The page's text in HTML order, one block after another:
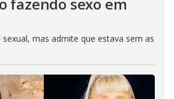
mas admite que estava sem as